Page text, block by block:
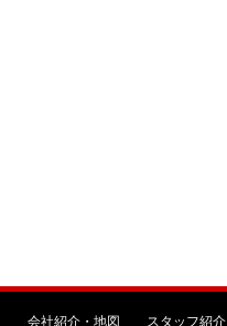
会社紹介・地図 スタッフ紹介